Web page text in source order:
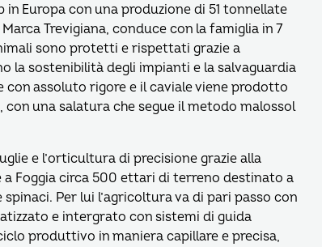
in Europa con una produzione di 51 tonnellate
Trevigiana, conduce con la famiglia in 7
sono protetti e rispettati grazie a
la sostenibilità degli impianti e la salvaguardia
con assoluto rigore e il caviale viene prodotto
una salatura che segue il metodo malossol
e l’orticultura di precisione grazie alla
Foggia circa 500 ettari di terreno destinato a
Per lui l’agricoltura va di pari passo con
e intergrato con sistemi di guida
produttivo in maniera capillare e precisa,